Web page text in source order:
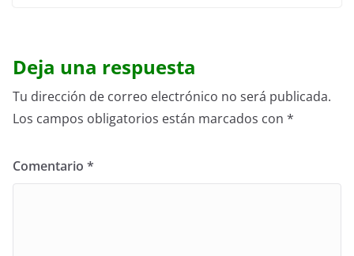
Deja una respuesta
Tu dirección de correo electrónico no será publicada.
Los campos obligatorios están marcados con *
Comentario *